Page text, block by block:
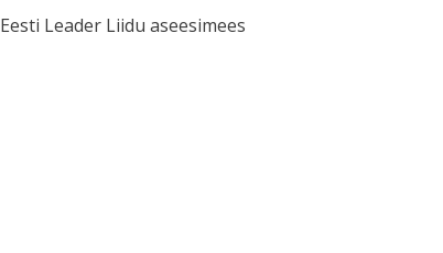
Eesti Leader Liidu aseesimees